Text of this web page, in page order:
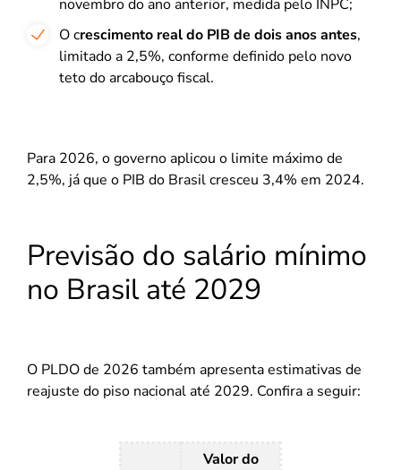
novembro do ano anterior, medida pelo INPC;
O crescimento real do PIB de dois anos antes,
limitado a 2,5%, conforme definido pelo novo
teto do arcabouço fiscal.
Para 2026, o governo aplicou o limite máximo de
2,5%, já que o PIB do Brasil cresceu 3,4% em 2024.
Previsão do salário mínimo
no Brasil até 2029
O PLDO de 2026 também apresenta estimativas de
reajuste do piso nacional até 2029. Confira a seguir:
Valor do